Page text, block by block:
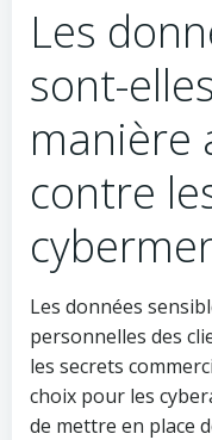
Les
sont-
manière
contre
Les données
personnelles des
les secrets
choix pour les
de mettre en place